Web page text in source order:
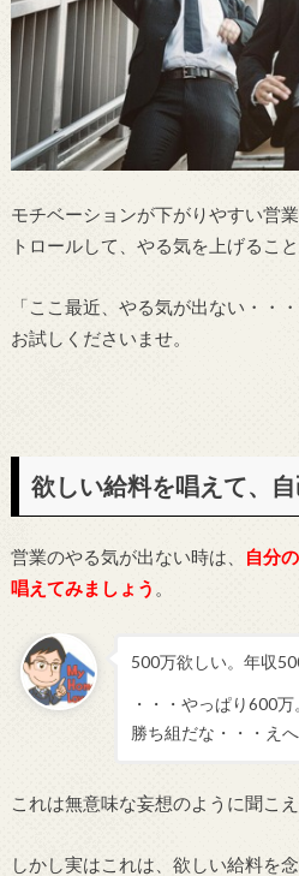
モチベーションが下がりやすい営
トロールして、やる気を上げること
「ここ最近、やる気が出ない・・
お試しくださいませ。
欲しい給料を唱えて、自
営業のやる気が出ない時は、
自分
唱えてみましょう 。
500万欲しい。年収
・・・やっぱり600
勝ち組だな・・・え
これは無意味な妄想のように聞こ
しかし実はこれは、欲しい給料を